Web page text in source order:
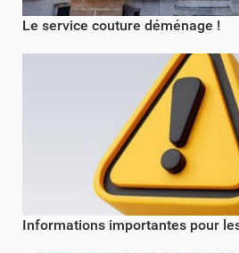
Le service couture déménage !
Informations importantes pour